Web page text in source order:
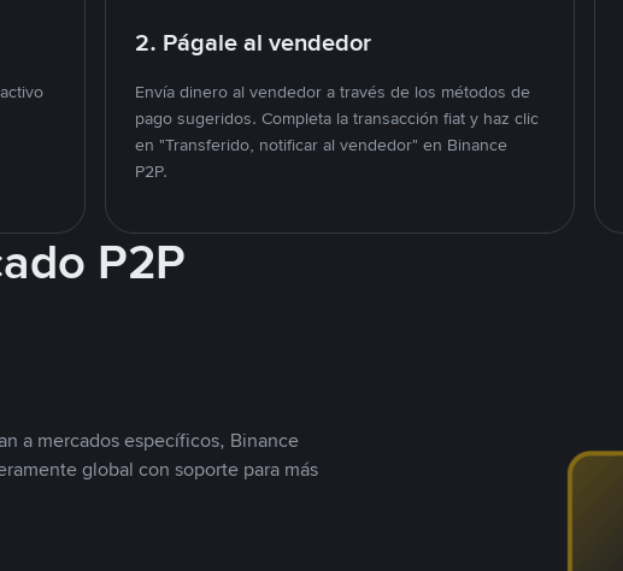
2. Págale al vendedor
Envía dinero al vendedor a través de los métodos de
pago sugeridos. Completa la transacción fiat y haz clic
en "Transferido, notificar al vendedor" en Binance
P2P.
P2P
a mercados específicos, Binance
global con soporte para más